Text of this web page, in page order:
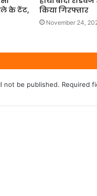
के टेंट,
किया गिरफ्तार
November 24,
not be published. Required